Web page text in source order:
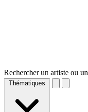
Rechercher un artiste ou
Thématiques